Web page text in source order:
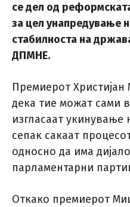
се дел од
за цел унапредување
стабилноста на
ДПМНЕ.
Премиерот Христијан
дека тие можат сами
изгласаат укинување
сепак сакаат
односно да има
парламентарни
Откако премиерот